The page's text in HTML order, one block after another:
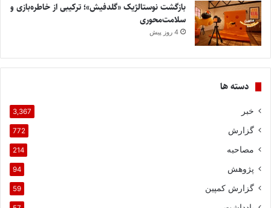
بازگشت نوستالژیک «گلدفیش»؛ ترکیبی از خاطره‌بازی و
سلامت‌محوری
4 روز پیش
دسته ها
خبر 3,367
گزارش 772
مصاحبه 214
پژوهش 94
گزارش کمپین 59